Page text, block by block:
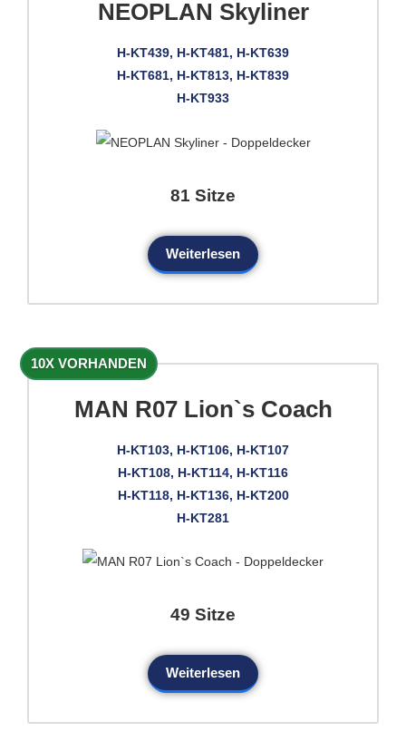
NEOPLAN Skyliner
H-KT439, H-KT481, H-KT639
H-KT681, H-KT813, H-KT839
H-KT933
81 Sitze
Weiterlesen
10X VORHANDEN
MAN R07 Lion`s Coach
H-KT103, H-KT106, H-KT107
H-KT108, H-KT114, H-KT116
H-KT118, H-KT136, H-KT200
H-KT281
49 Sitze
Weiterlesen